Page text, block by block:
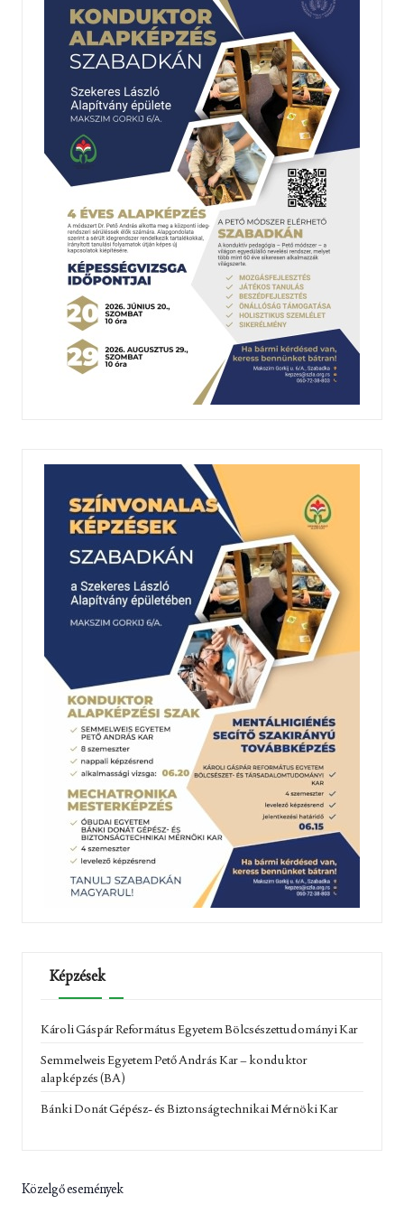
Képzések
Károli Gáspár Református Egyetem Bölcsészettudományi Kar
Semmelweis Egyetem Pető András Kar – konduktor
alapképzés (BA)
Bánki Donát Gépész- és Biztonságtechnikai Mérnöki Kar
Közelgő események